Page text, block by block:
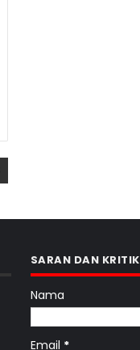
SARAN DAN KRITIK
Nama
Email *